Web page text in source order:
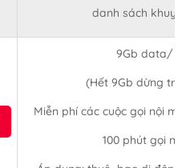
danh sách
9Gb data/
(Hết 9Gb dừng
Miễn phí các cuộc gọi nội
100 phút gọi